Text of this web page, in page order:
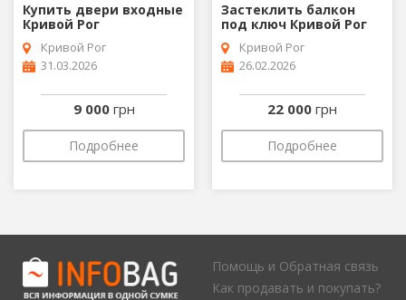
Купить двери входные
Кривой Рог
Кривой Рог
31.03.2026
9 000 грн
Подробнее
Застеклить балкон
под ключ Кривой Рог
Кривой Рог
26.02.2026
22 000 грн
Подробнее
Помощь и Обратная связь
Как продавать и покупать?